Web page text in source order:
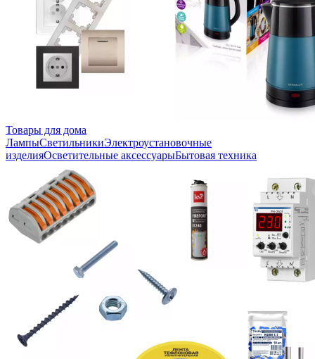
Товары для дома
ЛампыСветильникиЭлектроустановочные
изделияОсветительные аксессуарыБытовая техника